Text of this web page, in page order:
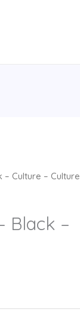
Culture – Culture
Black –